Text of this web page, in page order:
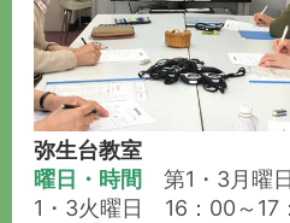
弥生台教室
曜日・時間 第1・3月曜
1・3火曜日 16：00～17